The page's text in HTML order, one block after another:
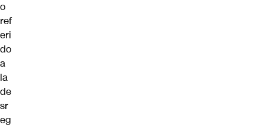
o
ref
eri
do
a
la
de
sr
eg